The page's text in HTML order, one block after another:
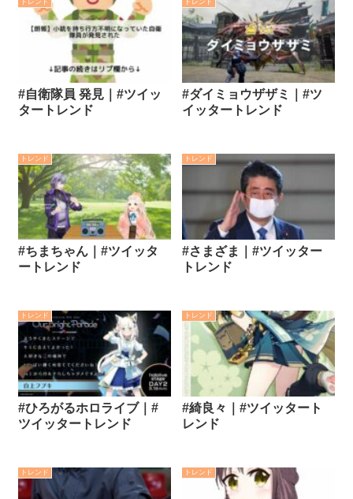
トレンド
#自衛隊員 発見｜#ツイッ
タートレンド
トレンド
#ダイミョウザザミ｜#ツ
イッタートレンド
トレンド
#ちまちゃん｜#ツイッタ
ートレンド
トレンド
#さまざま｜#ツイッター
トレンド
トレンド
#ひろがるホロライブ｜#
ツイッタートレンド
トレンド
#綺良々｜#ツイッタート
レンド
トレンド トレンド